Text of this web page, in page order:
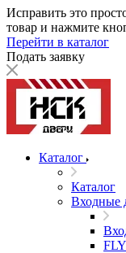
Исправить это
товар и нажмите
Перейти в каталог
Подать заявку
Каталог
Каталог
Входные